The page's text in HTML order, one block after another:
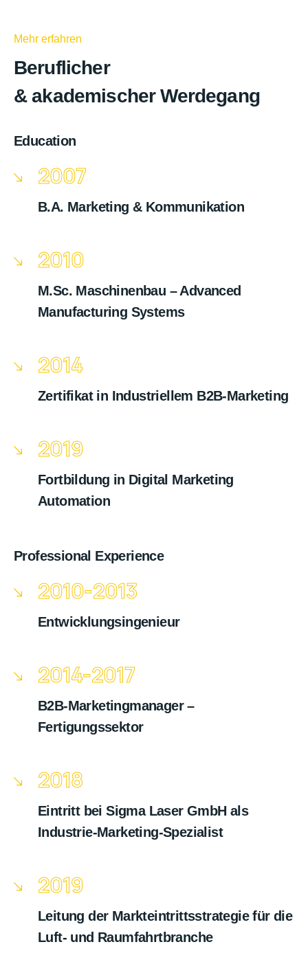
Mehr erfahren
Beruflicher
& akademischer Werdegang
Education
2007
B.A. Marketing & Kommunikation
2010
M.Sc. Maschinenbau – Advanced
Manufacturing Systems
2014
Zertifikat in Industriellem B2B-Marketing
2019
Fortbildung in Digital Marketing
Automation
Professional Experience
2010-2013
Entwicklungsingenieur
2014-2017
B2B-Marketingmanager –
Fertigungssektor
2018
Eintritt bei Sigma Laser GmbH als
Industrie-Marketing-Spezialist
2019
Leitung der Markteintrittsstrategie für die
Luft- und Raumfahrtbranche